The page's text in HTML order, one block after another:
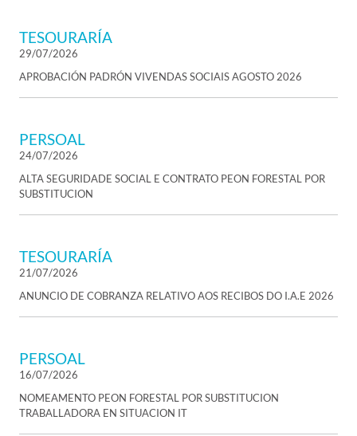
TESOURARÍA
29/07/2026
APROBACIÓN PADRÓN VIVENDAS SOCIAIS AGOSTO 2026
PERSOAL
24/07/2026
ALTA SEGURIDADE SOCIAL E CONTRATO PEON FORESTAL POR
SUBSTITUCION
TESOURARÍA
21/07/2026
ANUNCIO DE COBRANZA RELATIVO AOS RECIBOS DO I.A.E 2026
PERSOAL
16/07/2026
NOMEAMENTO PEON FORESTAL POR SUBSTITUCION
TRABALLADORA EN SITUACION IT